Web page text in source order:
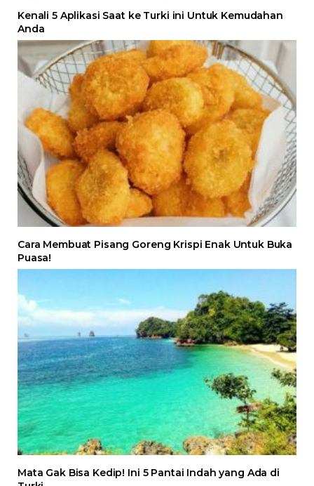
Kenali 5 Aplikasi Saat ke Turki ini Untuk Kemudahan
Anda
Cara Membuat Pisang Goreng Krispi Enak Untuk Buka
Puasa!
Mata Gak Bisa Kedip! Ini 5 Pantai Indah yang Ada di